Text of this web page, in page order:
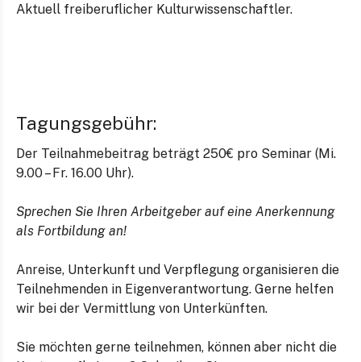
Aktuell freiberuflicher Kulturwissenschaftler.
Tagungsgebühr:
Der Teilnahmebeitrag beträgt 250€ pro Seminar (Mi.
9.00 – Fr. 16.00 Uhr).
Sprechen Sie Ihren Arbeitgeber auf eine Anerkennung
als Fortbildung an!
Anreise, Unterkunft und Verpflegung organisieren die
Teilnehmenden in Eigenverantwortung. Gerne helfen
wir bei der Vermittlung von Unterkünften.
Sie möchten gerne teilnehmen, können aber nicht die